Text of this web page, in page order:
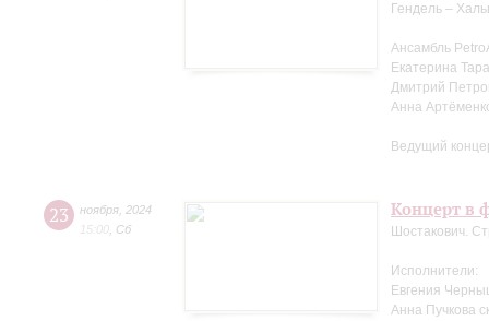
Гендель –
Ансамбль
Екатерина
Дмитрий
Анна
Ведущий
23 ноября 2024
15:00 Сб
Концерт в
Шостакович.
Исполнители:
Евгения
Анна Пучкова